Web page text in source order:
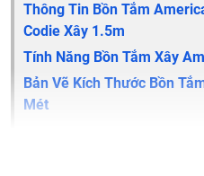
Thông Tin Bồn Tắm
Codie Xây 1.5m
Tính Năng Bồn Tắm Xây
Bản Vẽ Kích Thước Bồn
Mét